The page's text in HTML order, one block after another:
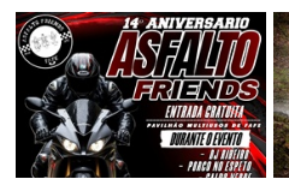
16 de agosto